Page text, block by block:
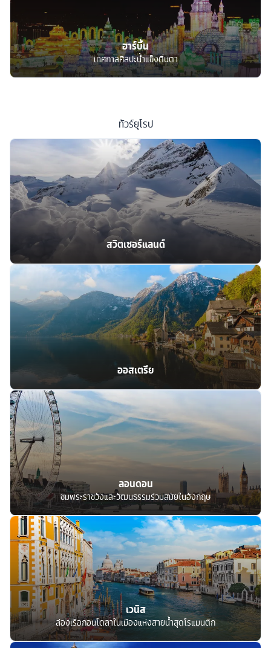
ฮาร์บิ้น
เทศกาลศิลปะน้ำแข็งตื่นตา
ทัวร์ยุโรป
สวิตเซอร์แลนด์
ออสเตรีย
ลอนดอน
ชมพระราชวังและวัฒนธรรมร่วมสมัยในอังกฤษ
เวนิส
ล่องเรือกอนโดลาในเมืองแห่งสายน้ำสุดโรแมนติก